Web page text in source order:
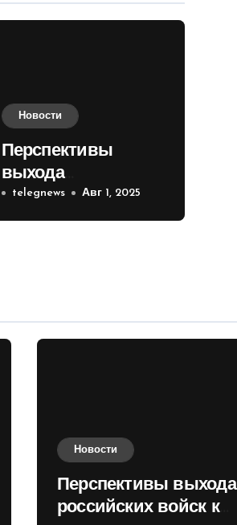
Новости
Перспективы
выхода
российских войск к
Киеву зимой
telegnews Авг 1, 2025
Новости
Перспективы выхода
российских войск к